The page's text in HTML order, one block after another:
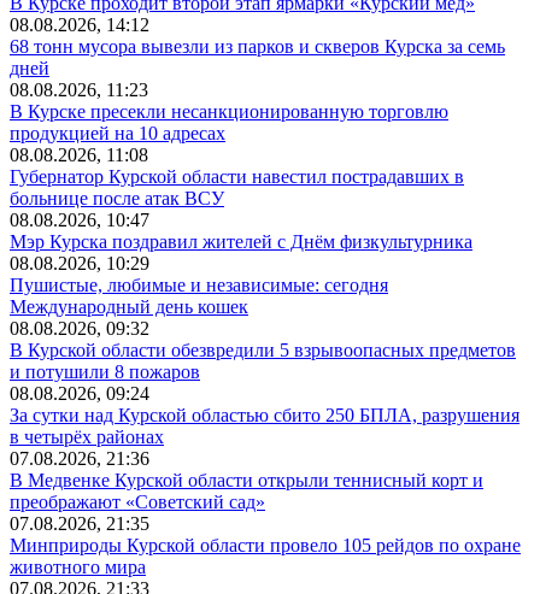
08.08.2026, 14:12
68 тонн мусора вывезли из парков и скверов Курска за семь
дней
08.08.2026, 11:23
В Курске пресекли несанкционированную торговлю
продукцией на 10 адресах
08.08.2026, 11:08
Губернатор Курской области навестил пострадавших в
больнице после атак ВСУ
08.08.2026, 10:47
Мэр Курска поздравил жителей с Днём физкультурника
08.08.2026, 10:29
Пушистые, любимые и независимые: сегодня
Международный день кошек
08.08.2026, 09:32
В Курской области обезвредили 5 взрывоопасных предметов
и потушили 8 пожаров
08.08.2026, 09:24
За сутки над Курской областью сбито 250 БПЛА, разрушения
в четырёх районах
07.08.2026, 21:36
В Медвенке Курской области открыли теннисный корт и
преображают «Советский сад»
07.08.2026, 21:35
Минприроды Курской области провело 105 рейдов по охране
животного мира
07.08.2026, 21:33